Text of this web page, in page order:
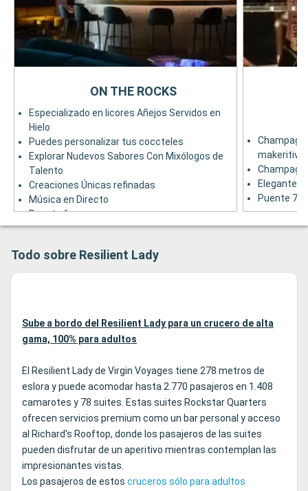
Especializado en licores Añejos Servidos en
Hielo
Puedes personalizar tus coccteles
Explorar Nudevos Sabores Con Mixólogos de
Talento
Creaciones Únicas refinadas
Música en Directo
Puente 6
ON THE ROCKS
Elegante
Puente 7
Todo sobre Resilient Lady
Sube a bordo del Resilient Lady para un crucero de alta
gama, 100% para adultos
El Resilient Lady de Virgin Voyages tiene 278 metros de
eslora y puede acomodar hasta 2.770 pasajeros en 1.408
camarotes y 78 suites. Estas suites Rockstar Quarters
ofrecen servicios premium como un bar personal y acceso
al Richard's Rooftop, donde los pasajeros de las suites
pueden disfrutar de un aperitivo mientras contemplan las
impresionantes vistas.
Los pasajeros de estos cruceros sólo para adultos